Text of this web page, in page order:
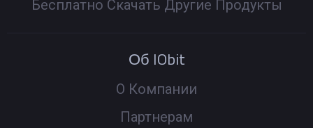
Бесплатно Скачать Другие Продукты
Об IObit
О Компании
Партнерам